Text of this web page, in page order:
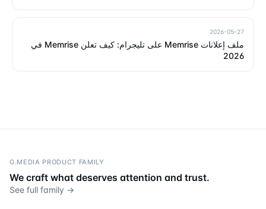
2026-05-27
ملف إعلانات Memrise على تليجرام: كيف تعلن Memrise في
2026
G.MEDIA PRODUCT FAMILY
We craft what deserves attention and trust.
See full family →